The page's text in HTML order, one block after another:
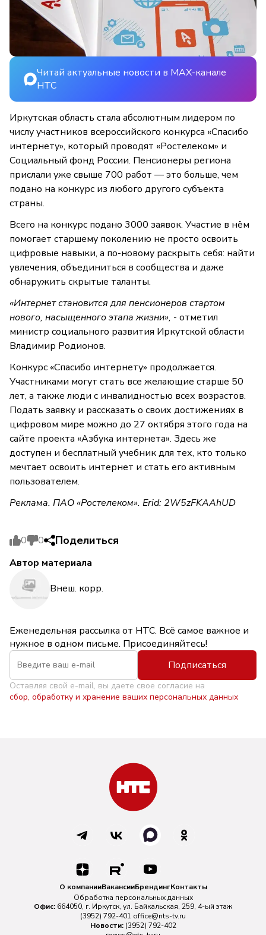
Читай актуальные новости в MAX-канале
НТС
Иркутская область стала абсолютным лидером по
числу участников всероссийского конкурса «Спасибо
интернету», который проводят «Ростелеком» и
Социальный фонд России. Пенсионеры региона
прислали уже свыше 700 работ — это больше, чем
подано на конкурс из любого другого субъекта
страны.
Всего на конкурс подано 3000 заявок. Участие в нём
помогает старшему поколению не просто освоить
цифровые навыки, а по-новому раскрыть себя: найти
увлечения, объединиться в сообщества и даже
обнаружить скрытые таланты.
«Интернет становится для пенсионеров стартом
нового, насыщенного этапа жизни», - отметил
министр социального развития Иркутской области
Владимир Родионов.
Конкурс «Спасибо интернету» продолжается.
Участниками могут стать все желающие старше 50
лет, а также люди с инвалидностью всех возрастов.
Подать заявку и рассказать о своих достижениях в
цифровом мире можно до 27 октября этого года на
сайте проекта «Азбука интернета». Здесь же
доступен и бесплатный учебник для тех, кто только
мечтает освоить интернет и стать его активным
пользователем.
Реклама. ПАО «Ростелеком». Erid: 2W5zFKAAhUD
0 0 Поделиться
Автор материала
Внеш. корр.
Еженедельная рассылка от НТС. Всё самое важное и
нужное в одном письме. Присоединяйтесь!
Подписаться
Оставляя свой e-mail, вы даете свое согласие на
сбор, обработку и хранение ваших персональных данных
О компанииВакансииБрендингКонтакты
Обработка персональных данных
Офис: 664050, г. Иркутск, ул. Байкальская, 259, 4-ый этаж
(3952) 792-401 office@nts-tv.ru
Новости: (3952) 792-402